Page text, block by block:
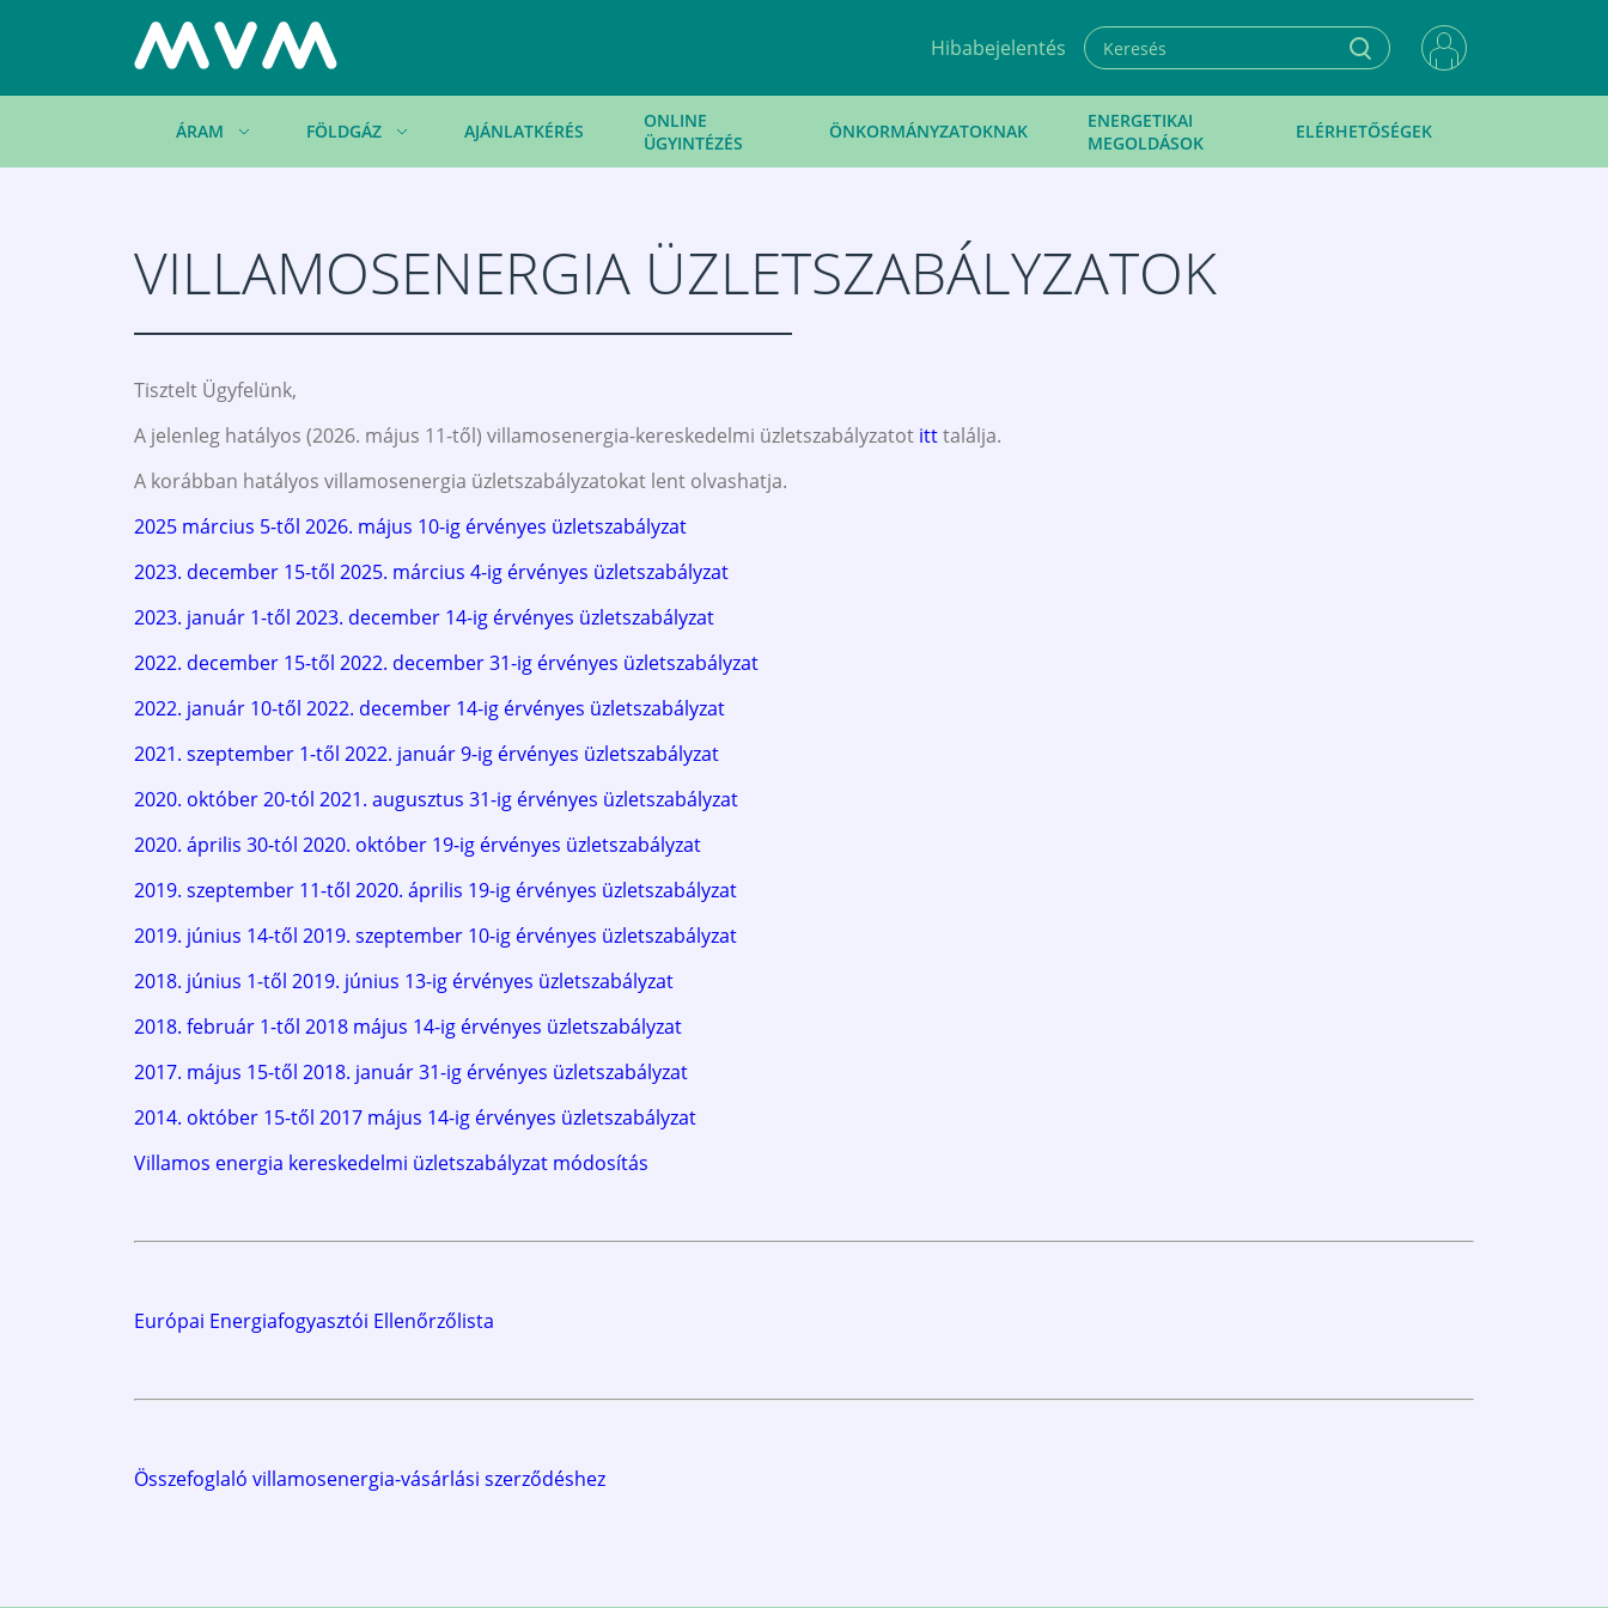
Hibabejelentés
ÁRAM FÖLDGÁZ AJÁNLATKÉRÉS
ONLINE
ÜGYINTÉZÉS
ÖNKORMÁNYZATOKNAK
ENERGETIKAI
MEGOLDÁSOK
ELÉRHETŐSÉGEK
VILLAMOSENERGIA ÜZLETSZABÁLYZATOK
Tisztelt Ügyfelünk,
A jelenleg hatályos (2026. május 11-től) villamosenergia-kereskedelmi üzletszabályzatot itttalálja.
A korábban hatályos villamosenergia üzletszabályzatokat lent olvashatja.
2025 március 5-től 2026. május 10-ig érvényes üzletszabályzat
2023. december 15-től 2025. március 4-ig érvényes üzletszabályzat
2023. január 1-től 2023. december 14-ig érvényes üzletszabályzat
2022. december 15-től 2022. december 31-ig érvényes üzletszabályzat
2022. január 10-től 2022. december 14-ig érvényes üzletszabályzat
2021. szeptember 1-től 2022. január 9-ig érvényes üzletszabályzat
2020. október 20-tól 2021. augusztus 31-ig érvényes üzletszabályzat
2020. április 30-tól 2020. október 19-ig érvényes üzletszabályzat
2019. szeptember 11-től 2020. április 19-ig érvényes üzletszabályzat
2019. június 14-től 2019. szeptember 10-ig érvényes üzletszabályzat
2018. június 1-től 2019. június 13-ig érvényes üzletszabályzat
2018. február 1-től 2018 május 14-ig érvényes üzletszabályzat
2017. május 15-től 2018. január 31-ig érvényes üzletszabályzat
2014. október 15-től 2017 május 14-ig érvényes üzletszabályzat
Villamos energia kereskedelmi üzletszabályzat módosítás
Európai Energiafogyasztói Ellenőrzőlista
Összefoglaló villamosenergia-vásárlási szerződéshez